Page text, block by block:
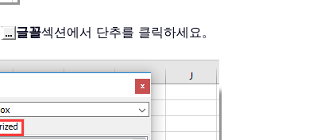
글꼴섹션에서 단추를 클릭하세요。